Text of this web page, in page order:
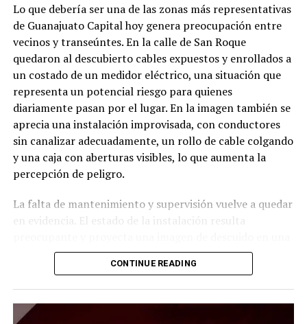
Lo que debería ser una de las zonas más representativas
de Guanajuato Capital hoy genera preocupación entre
vecinos y transeúntes. En la calle de San Roque
quedaron al descubierto cables expuestos y enrollados a
un costado de un medidor eléctrico, una situación que
representa un potencial riesgo para quienes
diariamente pasan por el lugar. En la imagen también se
aprecia una instalación improvisada, con conductores
sin canalizar adecuadamente, un rollo de cable colgando
y una caja con aberturas visibles, lo que aumenta la
percepción de peligro.
La falta de mantenimiento y supervisión vuelve a quedar
en evidencia. El estado de la instalación resulta
zona con constante tránsito peatonal. Ciudadanos
cuestionan cómo es posible que este tipo de situaciones
permanezcan sin ser atendidas, cuando un accidente
podría tener consecuencias graves.
CONTINUE READING